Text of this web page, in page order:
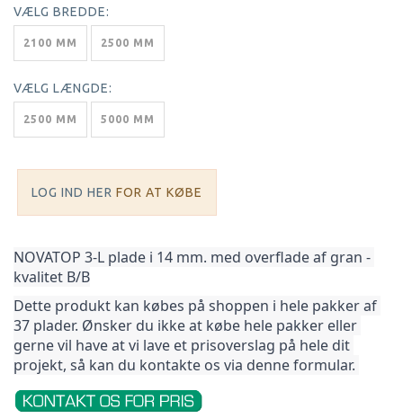
VÆLG BREDDE:
2100 MM 2500 MM
VÆLG LÆNGDE:
2500 MM 5000 MM
LOG IND HER FOR AT KØBE
NOVATOP 3-L plade i 14 mm. med overflade af gran -
kvalitet B/B
Dette produkt kan købes på shoppen i hele pakker af
37 plader. Ønsker du ikke at købe hele pakker eller
gerne vil have at vi lave et prisoverslag på hele dit
projekt, så kan du kontakte os via denne formular.